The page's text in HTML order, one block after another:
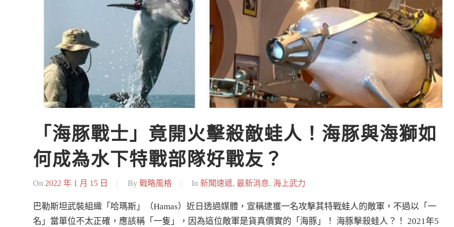
「海豚戰士」竟開火擊殺敵蛙人！海豚與海獅如
何成為水下特戰部隊好戰友？
On 2022 年 1 月 15 日 By 戰略風格 In 新聞速遞, 最新消息, 海上武力
巴勒斯坦武裝組織「哈瑪斯」（Hamas）近日透過媒體，宣稱逮獲一名攻擊其特戰蛙人的敵軍，不過以「一
名」當單位不太正確，應該稱「一隻」，因為這位敵軍是貨真價實的「海豚」！ 海豚擊殺蛙人？！ 2021年5